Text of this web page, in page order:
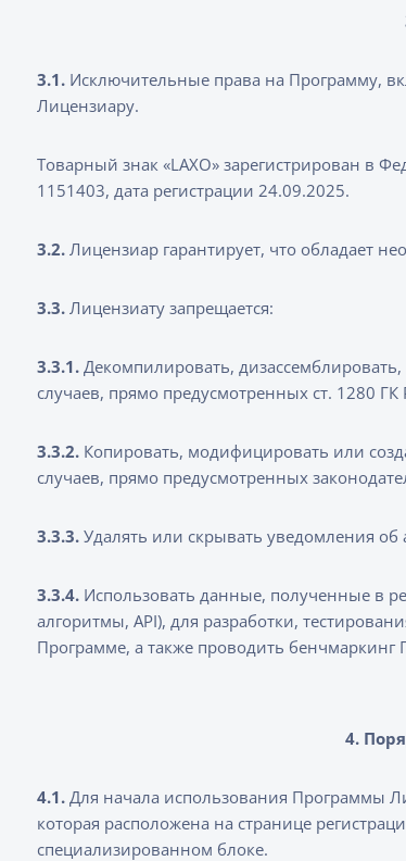
3.1. Исключительные права на Программу,
Лицензиару.
Товарный знак «LAXO» зарегистрирован в
1151403, дата регистрации 24.09.2025.
3.2. Лицензиар гарантирует, что обладает
3.3. Лицензиату запрещается:
3.3.1. Декомпилировать,
случаев, прямо предусмотренных ст. 1280 ГК
3.3.2. Копировать, модифицировать или
случаев, прямо предусмотренных
3.3.3. Удалять или скрывать уведомления об
3.3.4. Использовать данные, полученные в
алгоритмы, API), для разработки,
Программе, а также проводить
4.
4.1. Для начала использования Программы
которая расположена на странице
специализированном блоке.